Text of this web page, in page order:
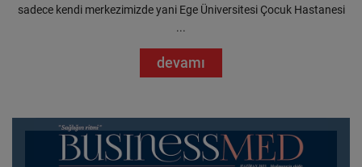
sadece kendi merkezimizde yani Ege Üniversitesi Çocuk Hastanesi
...
devamı